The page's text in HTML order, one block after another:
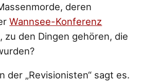
deren
Wannsee-Konferenz
zu den Dingen gehören, die
der „Revisionisten“ sagt es.